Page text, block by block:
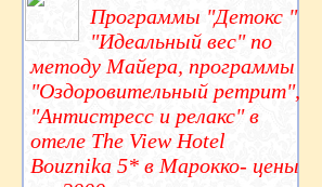
Программы "Детокс "
"Идеальный вес" по
методу Майера, программы
"Оздоровительный ретрит",
"Антистресс и релакс" в
отеле The View Hotel
Bouznika 5* в Марокко- цены